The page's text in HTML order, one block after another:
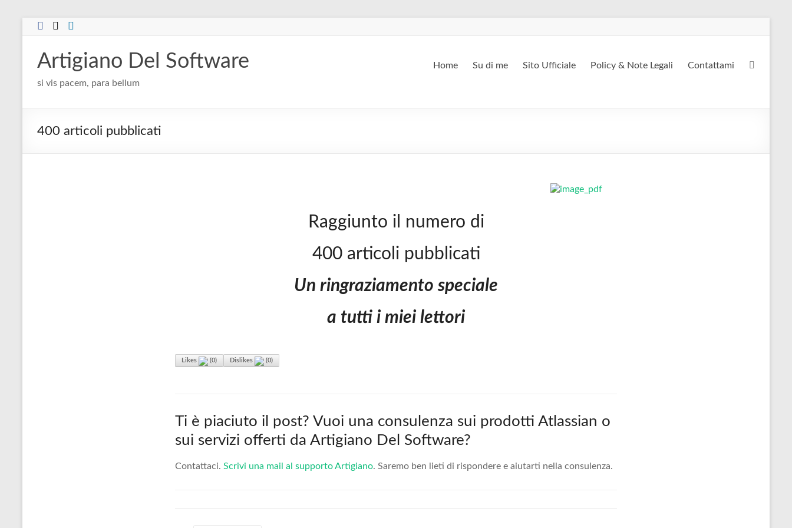
Salta
Artigiano Del Software
si vis pacem, para bellum
Home Su di me Sito Ufficiale Policy & Note Legali Contattami
400 articoli pubblicati
Raggiunto il numero di
400 articoli pubblicati
Un ringraziamento speciale
a tutti i miei lettori
Likes (0) Dislikes (0)
Ti è piaciuto il post? Vuoi una consulenza sui prodotti Atlassian o
sui servizi offerti da Artigiano Del Software?
Contattaci. Scrivi una mail al supporto Artigiano. Saremo ben lieti di rispondere e aiutarti nella consulenza.